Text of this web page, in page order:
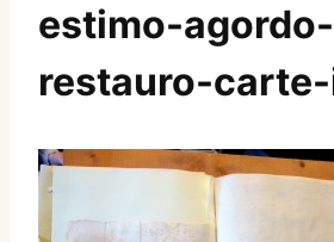
estimo-
restauro-